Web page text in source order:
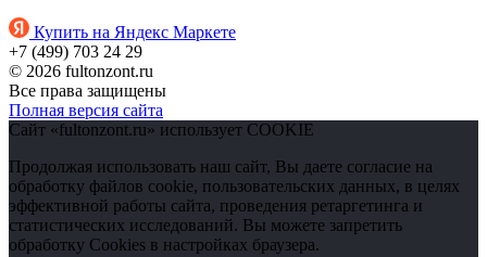
Купить на Яндекс Маркете
+7 (499) 703 24 29
© 2026 fultonzont.ru
Все права защищены
Полная версия сайта
Сайт «fultonzont.ru» использует COOKIE
Продолжая использовать наш сайт, Вы даете согласие на
обработку файлов cookie, пользовательских данных, в целях
эффективной работы сайта, проведения ретаргетинга и
статистических исследований. Вы можете запретить
обработку Cookies в настройках браузера.